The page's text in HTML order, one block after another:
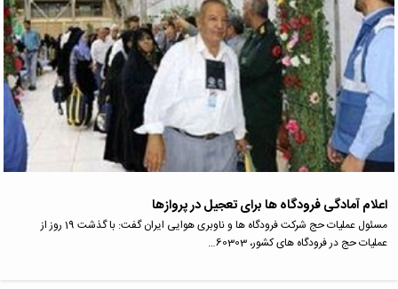
اعلام آمادگی فرودگاه ها برای تعجیل در پروازها
مسئول عملیات حج شرکت فرودگاه ها و ناوبری هوایی ایران گفت: با گذشت 19 روز از
عملیات حج در فرودگاه های کشور، 60303…